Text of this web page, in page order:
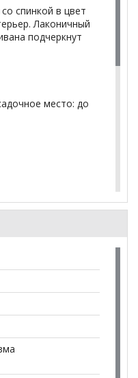
спинкой в цвет
Лаконичный
подчеркнут
место: до
700 мм |
том, как купить
нашего менеджера